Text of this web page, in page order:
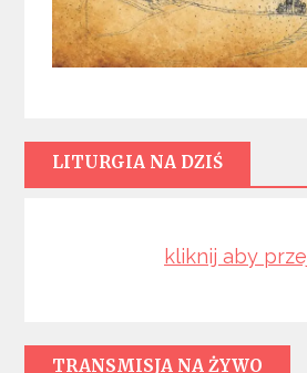
LITURGIA NA DZIŚ
kliknij aby
TRANSMISJA NA ŻYWO